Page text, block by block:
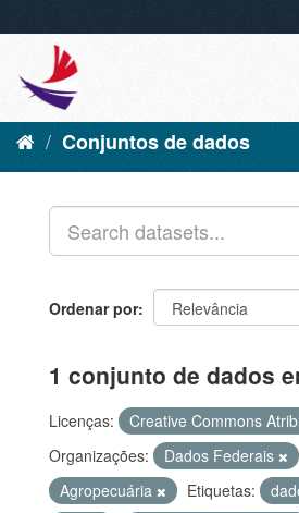
Conjuntos de dados
Ordenar por
1 conjunto de dados
Licenças:
Creative Commons
Organizações:
Dados Federais
Agropecuária
Etiquetas: